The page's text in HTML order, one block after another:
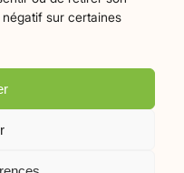
sur certaines
et écologie75 Santé